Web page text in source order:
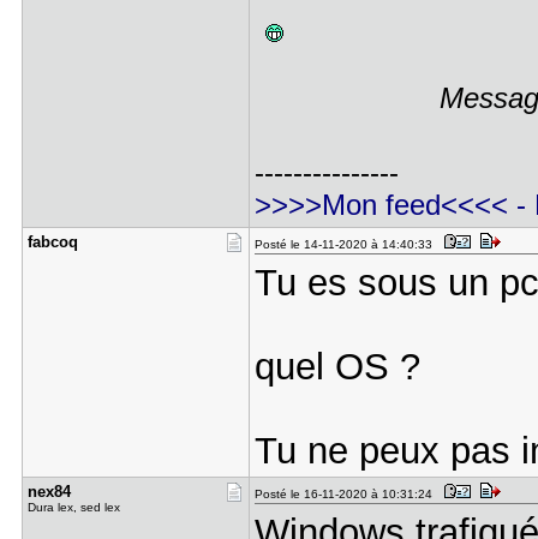
---------------
>>>>Mon feed<<<< -
fabcoq Posté le 14-11-2020 à 14:40:33
Tu es sous un
quel OS ?
Tu ne peux pas
nex84
Dura lex, sed lex
Posté le 16-11-2020 à 10:31:24